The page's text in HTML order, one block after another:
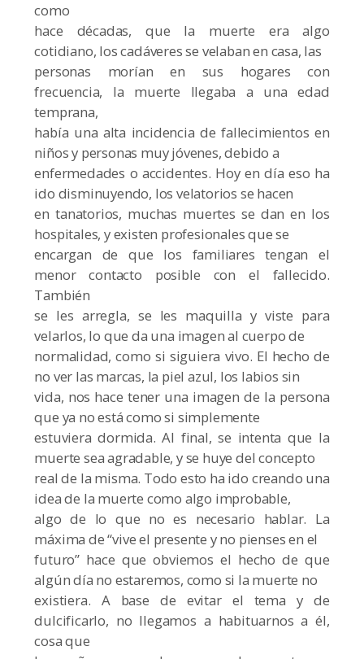
como
hace décadas, que la muerte era algo
cotidiano, los cadáveres se velaban en casa, las
personas morían en sus hogares con
frecuencia, la muerte llegaba a una edad
temprana,
había una alta incidencia de fallecimientos en
niños y personas muy jóvenes, debido a
enfermedades o accidentes. Hoy en día eso ha
ido disminuyendo, los velatorios se hacen
en tanatorios, muchas muertes se dan en los
hospitales, y existen profesionales que se
encargan de que los familiares tengan el
menor contacto posible con el fallecido.
También
se les arregla, se les maquilla y viste para
velarlos, lo que da una imagen al cuerpo de
normalidad, como si siguiera vivo. El hecho de
no ver las marcas, la piel azul, los labios sin
vida, nos hace tener una imagen de la persona
que ya no está como si simplemente
estuviera dormida. Al final, se intenta que la
muerte sea agradable, y se huye del concepto
real de la misma. Todo esto ha ido creando una
idea de la muerte como algo improbable,
algo de lo que no es necesario hablar. La
máxima de “vive el presente y no pienses en el
futuro” hace que obviemos el hecho de que
algún día no estaremos, como si la muerte no
existiera. A base de evitar el tema y de
dulcificarlo, no llegamos a habituarnos a él,
cosa que